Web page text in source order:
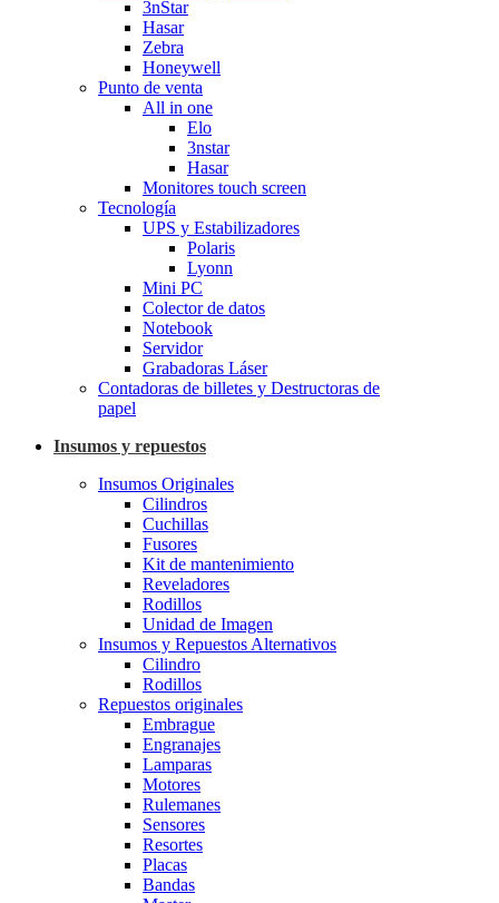
3nStar
Hasar
Zebra
Honeywell
Punto de venta
All in one
Elo
3nstar
Hasar
Monitores touch screen
Tecnología
UPS y Estabilizadores
Polaris
Lyonn
Mini PC
Colector de datos
Notebook
Servidor
Grabadoras Láser
Contadoras de billetes y Destructoras de
papel
Insumos y repuestos
Insumos Originales
Cilindros
Cuchillas
Fusores
Kit de mantenimiento
Reveladores
Rodillos
Unidad de Imagen
Insumos y Repuestos Alternativos
Cilindro
Rodillos
Repuestos originales
Embrague
Engranajes
Lamparas
Motores
Rulemanes
Sensores
Resortes
Placas
Bandas